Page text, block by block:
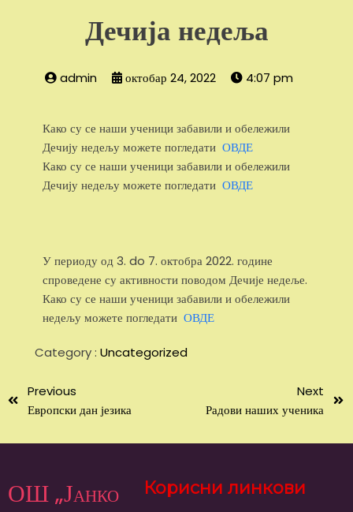
Дечија недеља
admin октобар 24, 2022 4:07 pm
Како су се наши ученици забавили и обележили
Дечију недељу можете погледати ОВДЕ
Како су се наши ученици забавили и обележили
Дечију недељу можете погледати ОВДЕ
У периоду од 3. do 7. октобра 2022. године
спроведене су активности поводом Дечије недеље.
Како су се наши ученици забавили и обележили
недељу можете погледати ОВДЕ
Category : Uncategorized
Previous
Европски дан језика
Next
Радови наших ученика
ОШ „Јанко
Корисни линкови